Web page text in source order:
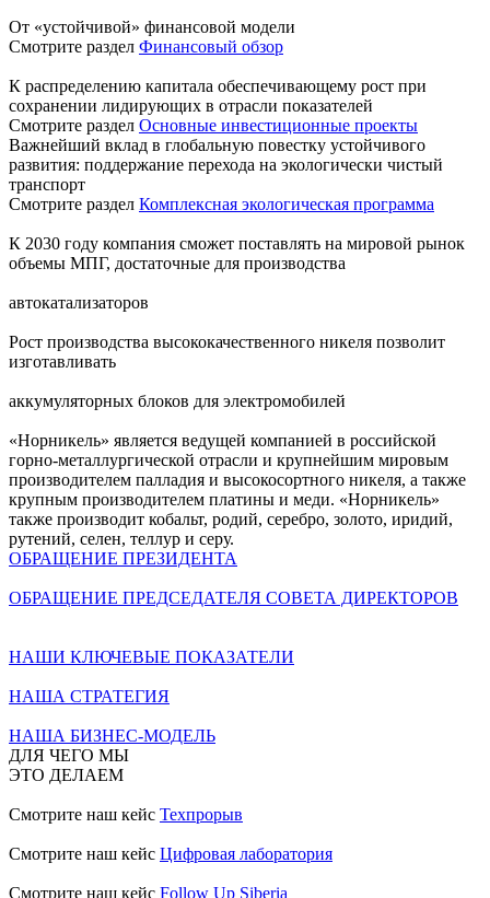
От «устойчивой» финансовой модели
Смотрите раздел Финансовый обзор
К распределению капитала обеспечивающему рост при
сохранении лидирующих в отрасли показателей
Смотрите раздел Основные инвестиционные проекты
Важнейший вклад в глобальную повестку устойчивого
развития: поддержание перехода на экологически чистый
транспорт
Смотрите раздел Комплексная экологическая программа
К 2030 году компания сможет поставлять на мировой рынок
объемы МПГ, достаточные для производства
автокатализаторов
Рост производства высококачественного никеля позволит
изготавливать
аккумуляторных блоков для электромобилей
«Норникель» является ведущей компанией в российской
горно-металлургической отрасли и крупнейшим мировым
производителем палладия и высокосортного никеля, а также
крупным производителем платины и меди. «Норникель»
также производит кобальт, родий, серебро, золото, иридий,
рутений, селен, теллур и серу.
ОБРАЩЕНИЕ ПРЕЗИДЕНТА
ОБРАЩЕНИЕ ПРЕДСЕДАТЕЛЯ СОВЕТА ДИРЕКТОРОВ
НАШИ КЛЮЧЕВЫЕ ПОКАЗАТЕЛИ
НАША СТРАТЕГИЯ
НАША БИЗНЕС-МОДЕЛЬ
ДЛЯ ЧЕГО МЫ
ЭТО ДЕЛАЕМ
Смотрите наш кейс Техпрорыв
Смотрите наш кейс Цифровая лаборатория
Смотрите наш кейс Follow Up Siberia